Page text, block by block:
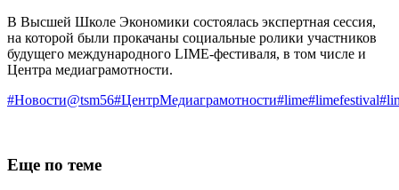
В Высшей Школе Экономики состоялась экспертная сессия,
на которой были прокачаны социальные ролики участников
будущего международного LIME-фестиваля, в том числе и
Центра медиаграмотности.
#Новости@tsm56#ЦентрМедиаграмотности#lime#limefestival
Еще по теме